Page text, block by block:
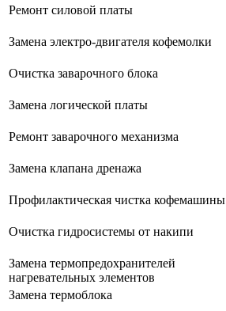
Ремонт силовой платы
Замена электро-двигателя кофемолки
Очистка заварочного блока
Замена логической платы
Ремонт заварочного механизма
Замена клапана дренажа
Профилактическая чистка кофемашины
Очистка гидросистемы от накипи
Замена термопредохранителей
нагревательных элементов
Замена термоблока